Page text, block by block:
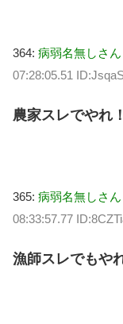
364: 病弱名無しさ
07:28:05.51
農家スレでやれ！
365: 病弱名無しさ
08:33:57.77
漁師スレでもや